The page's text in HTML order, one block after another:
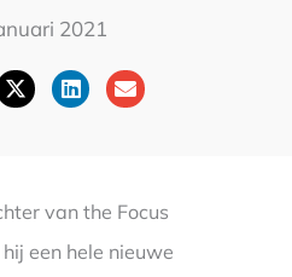
2021
van the Focus
een hele nieuwe